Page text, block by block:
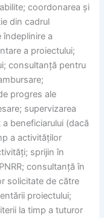
coordonarea și
din cadrul
îndeplinire a
a proiectului;
consultanță pentru
progres ale
supervizarea
beneficiarului (dacă
a activităților
sprijin în
consultanță în
solicitate de către
proiectului;
la timp a tuturor